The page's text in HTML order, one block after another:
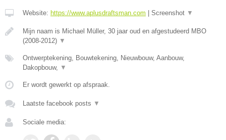
Website: https://www.aplusdraftsman.com Screenshot ▼
Mijn naam is Michael Müller, 30 jaar oud en afgestudeerd MBO
(2008-2012) ▼
Ontwerptekening, Bouwtekening, Nieuwbouw, Aanbouw,
Dakopbouw, ▼
Er wordt gewerkt op afspraak.
Laatste facebook posts ▼
Sociale media: